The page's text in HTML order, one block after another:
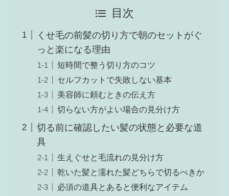
目次
くせ毛の前髪の切り方で朝のセットがぐ
っと楽になる理由
短時間で整う切り方のコツ
セルフカットで失敗しない基本
美容師に頼むときの伝え方
切らない方がよい場合の見分け方
切る前に確認したい髪の状態と必要な道
具
生えぐせと毛流れの見分け方
乾いた髪と濡れた髪どちらで切るべきか
必須の道具とあると便利なアイテム